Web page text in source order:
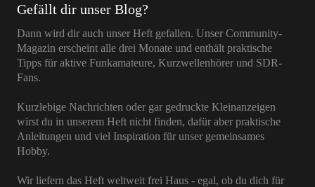
Gefällt dir unser Blog?
Dann wird dir auch unser Heft gefallen. Unser Community-
Magazin erscheint alle drei Monate und enthält praktische
Tipps für aktive Funkamateure, Kurzwellenhörer und SDR-
Fans.
Kurzlebige Nachrichten oder gar gedruckte Kleinanzeigen
wirst du in unserem Heft nicht finden, dafür aber praktische
Anleitungen und viel Inspiration für unser gemeinsames
Hobby.
Wir liefern das Heft weltweit frei Haus - egal, ob du dich für